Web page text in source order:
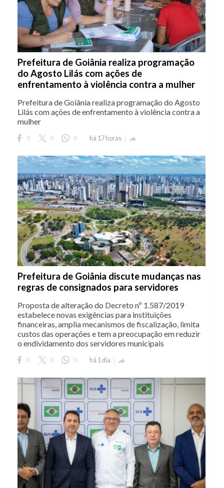
Prefeitura de Goiânia realiza programação
do Agosto Lilás com ações de
enfrentamento à violência contra a mulher
Prefeitura de Goiânia realiza programação do Agosto
Lilás com ações de enfrentamento à violência contra a
mulher
0 0 0 há 17 horas 
Prefeitura de Goiânia discute mudanças nas
regras de consignados para servidores
Proposta de alteração do Decreto nº 1.587/2019
estabelece novas exigências para instituições
financeiras, amplia mecanismos de fiscalização, limita
custos das operações e tem a preocupação em reduzir
o endividamento dos servidores municipais
0 0 0 há 1 dia 